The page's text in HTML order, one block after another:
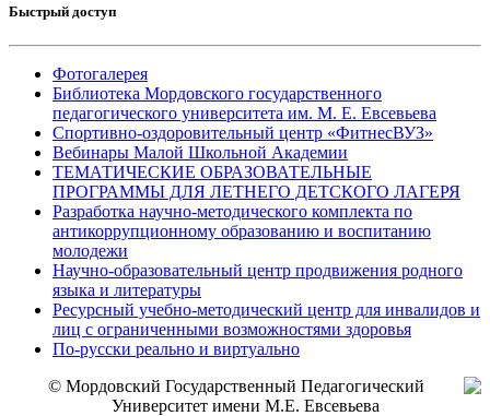
Быстрый доступ
Фотогалерея
Библиотека Мордовского государственного
педагогического университета им. М. Е. Евсевьева
Спортивно-оздоровительный центр «ФитнесВУЗ»
Вебинары Малой Школьной Академии
ТЕМАТИЧЕСКИЕ ОБРАЗОВАТЕЛЬНЫЕ
ПРОГРАММЫ ДЛЯ ЛЕТНЕГО ДЕТСКОГО ЛАГЕРЯ
Разработка научно-методического комплекта по
антикоррупционному образованию и воспитанию
молодежи
Научно-образовательный центр продвижения родного
языка и литературы
Ресурсный учебно-методический центр для инвалидов и
лиц с ограниченными возможностями здоровья
По-русски реально и виртуально
© Мордовский Государственный Педагогический
Университет имени М.Е. Евсевьева